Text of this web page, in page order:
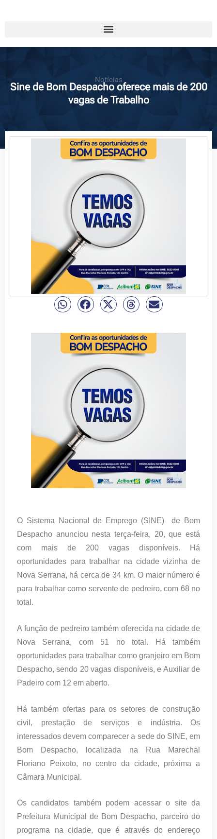
Notícias
Sine de Bom Despacho oferece mais de 200
vagas de Trabalho
O Sistema Nacional de Emprego (SINE) de Bom
Despacho anunciou nesta terça-feira, 20, que está
com mais de 200 vagas disponíveis. Há
oportunidades para trabalhar na cidade vizinha de
Nova Serrana, há cerca de 34 km. O maior número é
para trabalhar como servente de pedreiro, com 68 no
total.
A função de pedreiro também oferecida na cidade de
Nova Serrana, com 51 no total. Há também
oportunidades para trabalhar como granjeiro em Bom
Despacho, sendo 20 vagas disponíveis, e Auxiliar de
Padeiro com 12 em aberto.
Há também ofertas para os setores de construção
civil, prestação de serviços e indústria. Os
interessados devem comparecer a sede do SINE, em
Bom Despacho, localizada na Rua Marechal
Floriano Peixoto, no centro da cidade, próxima a
Câmara Municipal.
Os candidatos também podem acessar o site da
Prefeitura Municipal de Bom Despacho, parceiro do
programa na cidade, que é através do endereço